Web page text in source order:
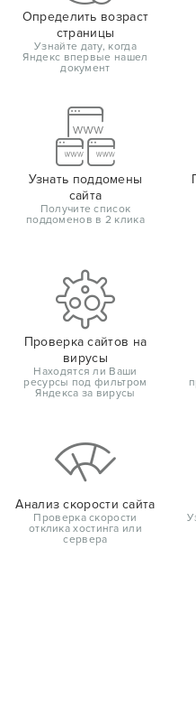
Определить возраст
страницы
Узнайте дату, когда
Яндекс впервые нашел
документ
Узнать поддомены
сайта
Получите список
поддоменов в 2 клика
Проверка сайтов на
вирусы
Находятся ли Ваши
ресурсы под фильтром
Яндекса за вирусы
Анализ скорости сайта
Проверка скорости
отклика хостинга или
сервера